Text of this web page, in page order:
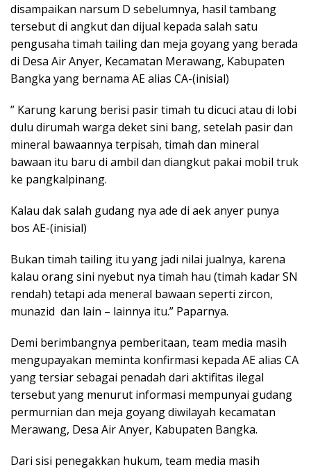
disampaikan narsum D sebelumnya, hasil tambang
tersebut di angkut dan dijual kepada salah satu
pengusaha timah tailing dan meja goyang yang berada
di Desa Air Anyer, Kecamatan Merawang, Kabupaten
Bangka yang bernama AE alias CA-(inisial)
” Karung karung berisi pasir timah tu dicuci atau di lobi
dulu dirumah warga deket sini bang, setelah pasir dan
mineral bawaannya terpisah, timah dan mineral
bawaan itu baru di ambil dan diangkut pakai mobil truk
ke pangkalpinang.
Kalau dak salah gudang nya ade di aek anyer punya
bos AE-(inisial)
Bukan timah tailing itu yang jadi nilai jualnya, karena
kalau orang sini nyebut nya timah hau (timah kadar SN
rendah) tetapi ada meneral bawaan seperti zircon,
munazid dan lain – lainnya itu.” Paparnya.
Demi berimbangnya pemberitaan, team media masih
mengupayakan meminta konfirmasi kepada AE alias CA
yang tersiar sebagai penadah dari aktifitas ilegal
tersebut yang menurut informasi mempunyai gudang
permurnian dan meja goyang diwilayah kecamatan
Merawang, Desa Air Anyer, Kabupaten Bangka.
Dari sisi penegakkan hukum, team media masih